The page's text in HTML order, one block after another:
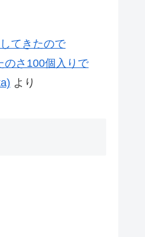
てきたので
のさ100個入りで
より